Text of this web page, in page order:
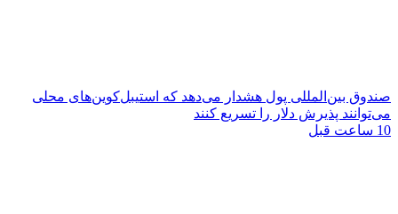
صندوق بین‌المللی پول هشدار می‌دهد که استیبل‌کوین‌های محلی
می‌توانند پذیرش دلار را تسریع کنند
10 ساعت قبل